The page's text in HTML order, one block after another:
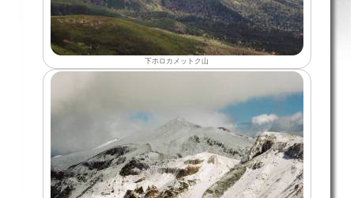
下ホロカメットク山